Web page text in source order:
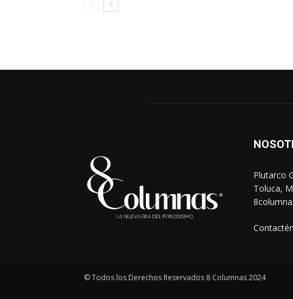
Plutarco
Toluca,
© Todos los Derechos Reservados 8 Columnas 2024